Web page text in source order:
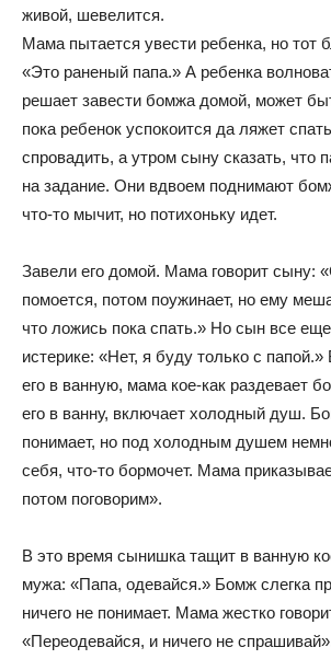
живой, шевелится.
Мама пытается увести ребенка, но тот
«Это раненый папа.» А ребенка
решает завести бомжа домой, может
пока ребенок успокоится да ляжет
спровадить, а утром сыну сказать, что
на задание. Они вдвоем поднимают
что-то мычит, но потихоньку идет.
Завели его домой. Мама говорит сыну:
помоется, потом поужинает, но ему
что ложись пока спать.» Но сын все
истерике: «Нет, я буду только с
его в ванную, мама кое-как раздевает
его в ванну, включает холодный душ.
понимает, но под холодным душем
себя, что-то бормочет. Мама
потом поговорим».
В это время сынишка тащит в ванную
мужа: «Папа, одевайся.» Бомж слегка
ничего не понимает. Мама жестко
«Переодевайся, и ничего не